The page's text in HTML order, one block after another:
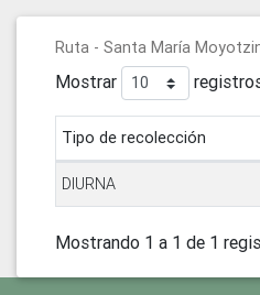
Ruta - Santa María
Mostrar
Tipo de recolección
DIURNA
Mostrando 1 a 1 de 1